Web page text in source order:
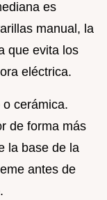
es
manual, la
que evita los
eléctrica.
cerámica.
de forma más
la base de la
antes de